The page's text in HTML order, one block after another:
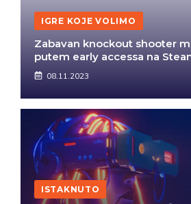
IGRE KOJE VOLIMO
Zabavan knockout shooter
putem early accessa na
08.11.2023
ISTAKNUTO